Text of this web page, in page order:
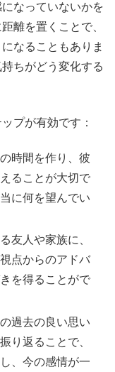
なっていないかを
離を置くことで、
なることもありま
ちがどう変化する
プが有効です：
の時間を作り、彼
ることが大切で
に何を望んでい
友人や家族に、
点からのアドバ
を得ることがで
の過去の良い思い
り返ることで、
、今の感情が一